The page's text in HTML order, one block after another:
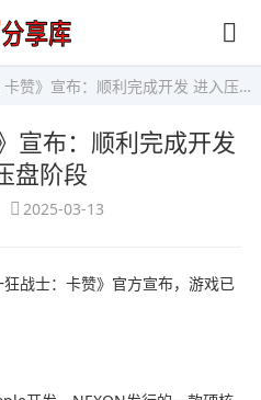
》宣布：顺利完成开发 进入压盘阶段
宣布：顺利完成开发
盘阶段
2025-03-13
战士：卡赞》官方宣布，游戏已